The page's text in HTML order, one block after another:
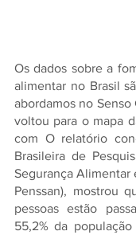
Os dados sobre a
alimentar no Brasil
abordamos no
voltou para o mapa
com O relatório
Brasileira de
Segurança Alimentar
Penssan), mostrou
pessoas estão
55,2% da